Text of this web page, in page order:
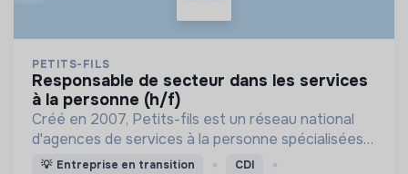
PETITS-FILS
responsable de secteur dans les services
à la personne (h/f)
Créé en 2007, Petits-fils est un réseau national
d'agences de services à la personne spécialisées
dans l'aide à domicile pour les personnes âgées.
💡 Entreprise en transition CDI